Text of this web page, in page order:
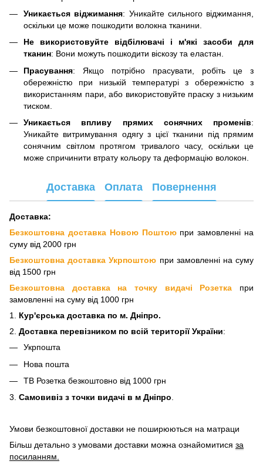
Уникається віджимання: Уникайте сильного віджимання,
оскільки це може пошкодити волокна тканини.
Не використовуйте відбілювачі і м'які засоби для
тканин: Вони можуть пошкодити віскозу та еластан.
Прасування: Якщо потрібно прасувати, робіть це з
обережністю при низькій температурі з обережністю з
використанням пари, або використовуйте праску з низьким
тиском.
Уникається впливу прямих сонячних променів:
Уникайте витримування одягу з цієї тканини під прямим
сонячним світлом протягом тривалого часу, оскільки це
може спричинити втрату кольору та деформацію волокон.
Доставка Оплата Повернення
Доставка:
Безкоштовна доставка Новою Поштоюпри замовленні на
суму від 2000 грн
Безкоштовна доставка Укрпоштою при замовленні на суму
від 1500 грн
Безкоштовна доставка на точку видачі Розетка
при
замовленні на суму від 1000 грн
1. Кур'єрська доставка по м. Дніпро.
2. Доставка перевізником по всій території України:
Укрпошта
Нова пошта
ТВ Розетка безкоштовно від 1000 грн
3. Самовивіз з точки видачі в м Дніпро.
Умови безкоштовної доставки не поширюються на матраци
Більш детально з умовами доставки можна ознайомитися за
посиланням.